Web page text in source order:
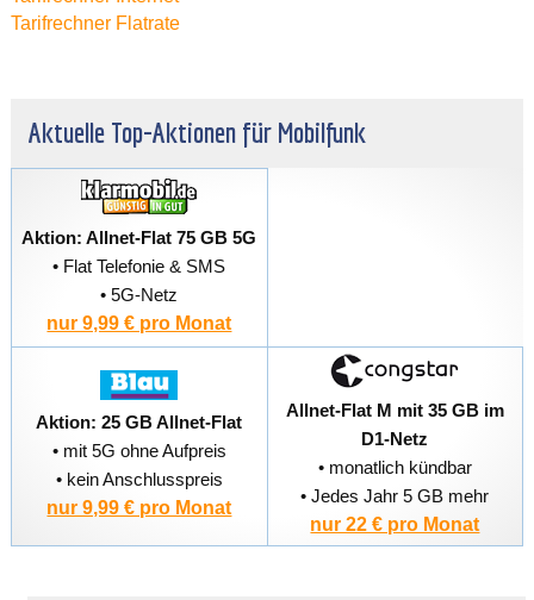
Tarifrechner Flatrate
Aktuelle Top-Aktionen für Mobilfunk
Aktion: Allnet-Flat 75 GB 5G
• Flat Telefonie & SMS
• 5G-Netz
nur 9,99 € pro Monat
Aktion: 25 GB Allnet-Flat
• mit 5G ohne Aufpreis
• kein Anschlusspreis
nur 9,99 € pro Monat
Allnet-Flat M mit 35 GB im
D1-Netz
• monatlich kündbar
• Jedes Jahr 5 GB mehr
nur 22 € pro Monat